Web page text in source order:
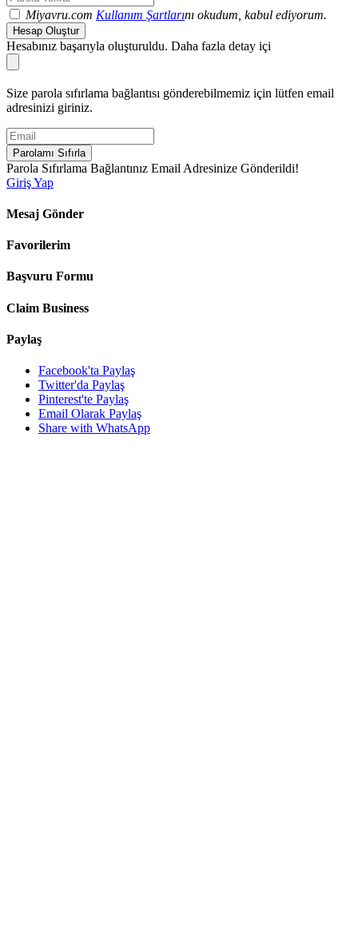
Miyavru.com Kullanım Şartlarını okudum, kabul ediyorum.
Hesap Oluştur
Hesabınız başarıyla oluşturuldu. Daha fazla detay içi
Size parola sıfırlama bağlantısı gönderebilmemiz için lütfen email
adresinizi giriniz.
Parolamı Sıfırla
Parola Sıfırlama Bağlantınız Email Adresinize Gönderildi!
Giriş Yap
Mesaj Gönder
Favorilerim
Başvuru Formu
Claim Business
Paylaş
Facebook'ta Paylaş
Twitter'da Paylaş
Pinterest'te Paylaş
Email Olarak Paylaş
Share with WhatsApp